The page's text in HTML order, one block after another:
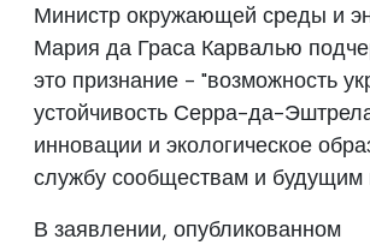
Министр окружающей среды и
Мария да Граса Карвалью
это признание - "возможность
устойчивость Серра-да-
инновации и экологическое
службу сообществам и будущим
В заявлении, опубликованном